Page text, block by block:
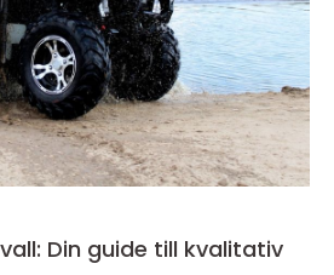
Din guide till kvalitativ